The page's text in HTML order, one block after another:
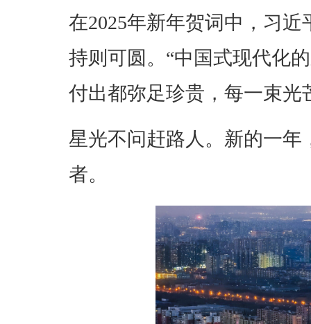
在2025年新年贺词中，习
持则可圆。“中国式现代化
付出都弥足珍贵，每一束光
星光不问赶路人。新的一
者。